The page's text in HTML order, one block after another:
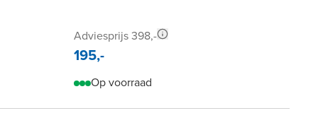
Adviesprijs 398,-
195,-
Op voorraad